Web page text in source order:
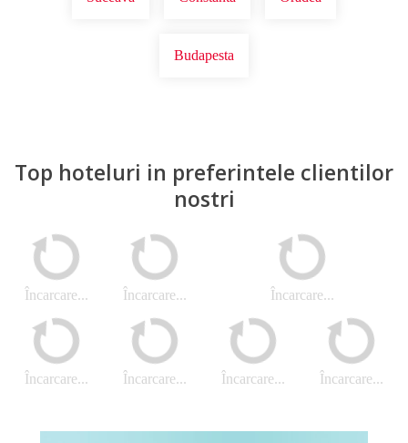
Budapesta
Top hoteluri in preferintele clientilor
nostri
Încarcare... Încarcare... Încarcare...
Încarcare... Încarcare... Încarcare... Încarcare...